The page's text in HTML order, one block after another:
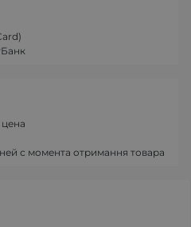
с момента отримання товара